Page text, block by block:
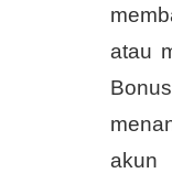
atau
akun